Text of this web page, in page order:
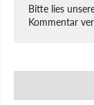
Bitte lies
Kommentar